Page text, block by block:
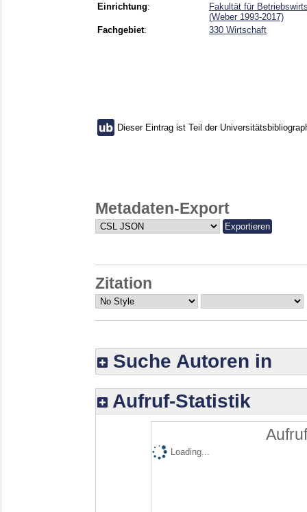
Einrichtung:
Fakultät für
(Weber 1993-2017)
Fachgebiet: 330 Wirtschaft
Dieser Eintrag ist Teil der
Metadaten-Export
Zitation
Suche Autoren in
Aufruf-Statistik
Loading...